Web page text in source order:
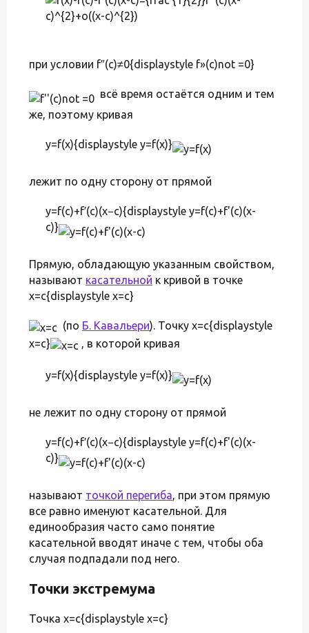
при условии f″(c)≠0{displaystyle f»(c)not =0}
всё время остаётся одним и тем
же, поэтому кривая
y=f(x){displaystyle y=f(x)}
лежит по одну сторону от прямой
y=f(c)+f′(c)(x−c){displaystyle y=f(c)+f'(c)(x-
c)}
Прямую, обладающую указанным свойством,
называют касательной к кривой в точке
x=c{displaystyle x=c}
(по Б. Кавальери). Точку x=c{displaystyle
x=c}
, в которой кривая
y=f(x){displaystyle y=f(x)}
не лежит по одну сторону от прямой
y=f(c)+f′(c)(x−c){displaystyle y=f(c)+f'(c)(x-
c)}
называют точкой перегиба, при этом прямую
все равно именуют касательной. Для
единообразия часто само понятие
касательной вводят иначе с тем, чтобы оба
случая подпадали под него.
Точки экстремума
Точка x=c{displaystyle x=c}